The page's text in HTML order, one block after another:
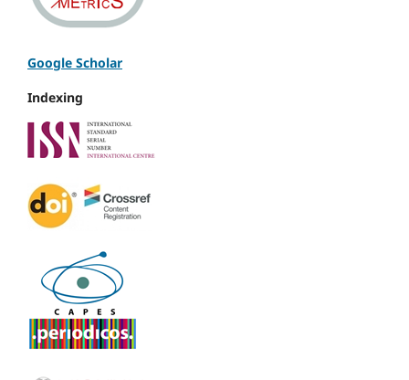
Google Scholar
Indexing